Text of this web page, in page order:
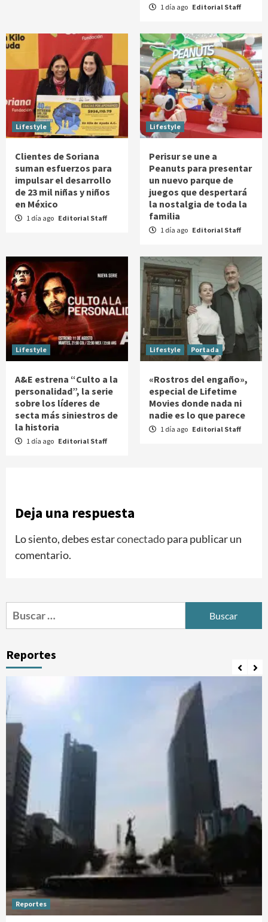
1 día ago Editorial Staff
Lifestyle
Clientes de Soriana
suman esfuerzos para
impulsar el desarrollo
de 23 mil niñas y niños
en México
1 día ago Editorial Staff
Lifestyle
Perisur se une a
Peanuts para presentar
un nuevo parque de
juegos que despertará
la nostalgia de toda la
familia
1 día ago Editorial Staff
Lifestyle
A&E estrena “Culto a la
personalidad”, la serie
sobre los líderes de
secta más siniestros de
la historia
1 día ago Editorial Staff
Lifestyle Portada
«Rostros del engaño»,
especial de Lifetime
Movies donde nada ni
nadie es lo que parece
1 día ago Editorial Staff
Deja una respuesta
Lo siento, debes estarconectadopara publicar un
comentario.
Buscar:
Reportes
Reportes